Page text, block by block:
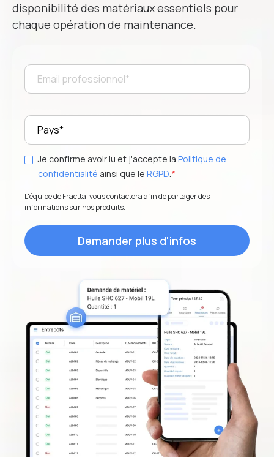
disponibilité des matériaux essentiels pour
chaque opération de maintenance.
Je confirme avoir lu et j'accepte la Politique de
confidentialité ainsi que le RGPD.*
L'équipe de Fracttal vous contactera afin de partager des
informations sur nos produits.
Numéro de téléphone*
Position dans l'entreprise
Industrie
Je souhaite recevoir des invitations à des événements et
moment.
j'accepte la
Politique de confidentialité
RGPD